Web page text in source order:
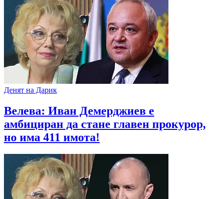
Денят на Дарик
Велева: Иван Демерджиев е
амбициран да стане главен прокурор,
но има 411 имота!